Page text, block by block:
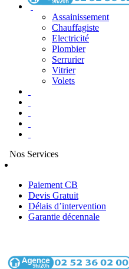
Assainissement
Chauffagiste
Electricité
Plombier
Serrurier
Vitrier
Volets
Nos Services
Paiement CB
Devis Gratuit
Délais d’intervention
Garantie décennale